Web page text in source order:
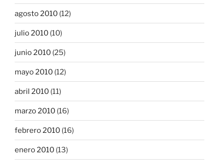
agosto 2010 (12)
julio 2010 (10)
junio 2010 (25)
mayo 2010 (12)
abril 2010 (11)
marzo 2010 (16)
febrero 2010 (16)
enero 2010 (13)